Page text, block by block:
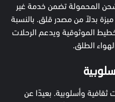
المحمولة تضمن خدمة غير
بدلاً من مصدر قلق. بالنسبة
الموثوقية ويدعم الرحلات
الطلق.
ثقافية وأسلوبية. بعيدًا عن